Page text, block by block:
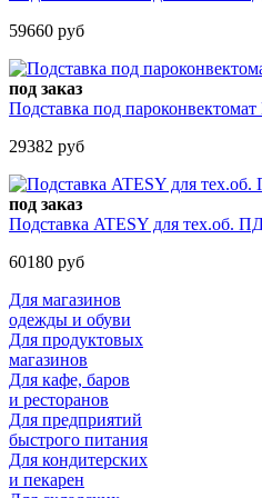
59660 руб
под заказ
Подставка под
29382 руб
под заказ
Подставка ATESY для тех.об.
60180 руб
Для магазинов
одежды и обуви
Для продуктовых
магазинов
Для кафе, баров
и ресторанов
Для предприятий
быстрого питания
Для кондитерских
и пекарен